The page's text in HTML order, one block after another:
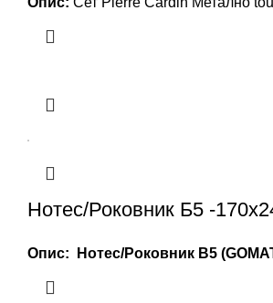
Нотес/Роковник Б5 -
Опис: Нотес/Роковник B5